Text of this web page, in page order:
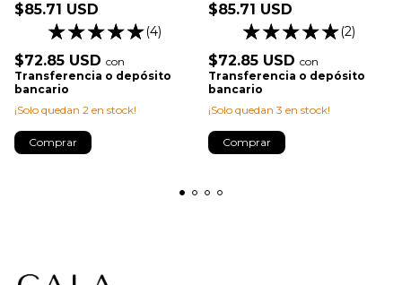
$85.71 USD
(4)
$72.85 USD con
Transferencia o depósito
bancario
¡Solo quedan 2 en stock!
Comprar
$85.71 USD
(2)
$72.85 USD con
Transferencia o depósito
bancario
¡Solo quedan 3 en stock!
Comprar